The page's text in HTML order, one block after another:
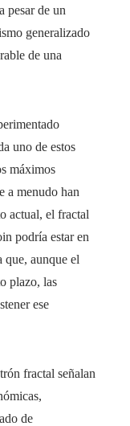
pesar de un
generalizado
de una
uno de estos
máximos
a menudo han
actual, el fractal
podría estar en
que, aunque el
plazo, las
ese
fractal señalan
de